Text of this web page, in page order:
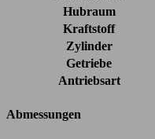
Hubraum
Kraftstoff
Zylinder
Getriebe
Antriebsart
Abmessungen